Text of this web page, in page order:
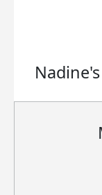
Nadine's